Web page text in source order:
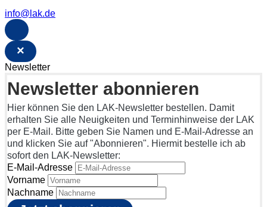
info@lak.de
×
Newsletter
Newsletter abonnieren
Hier können Sie den LAK-Newsletter bestellen. Damit
erhalten Sie alle Neuigkeiten und Terminhinweise der LAK
per E-Mail. Bitte geben Sie Namen und E-Mail-Adresse an
und klicken Sie auf "Abonnieren". Hiermit bestelle ich ab
sofort den LAK-Newsletter:
E-Mail-Adresse
Vorname
Nachname